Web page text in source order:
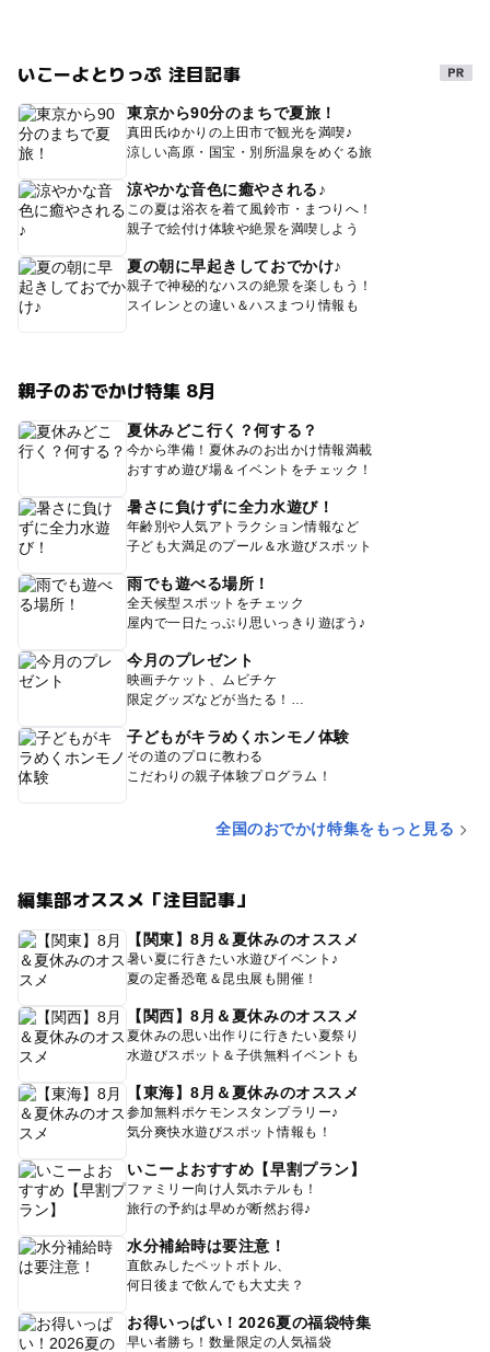
いこーよとりっぷ 注目記事
東京から90分のまちで夏旅！
真田氏ゆかりの上田市で観光を満喫♪
涼しい高原・国宝・別所温泉をめぐる旅
涼やかな音色に癒やされる♪
この夏は浴衣を着て風鈴市・まつりへ！
親子で絵付け体験や絶景を満喫しよう
夏の朝に早起きしておでかけ♪
親子で神秘的なハスの絶景を楽しもう！
スイレンとの違い＆ハスまつり情報も
親子のおでかけ特集 8月
夏休みどこ行く？何する？
今から準備！夏休みのお出かけ情報満載
おすすめ遊び場＆イベントをチェック！
暑さに負けずに全力水遊び！
年齢別や人気アトラクション情報など
子ども大満足のプール＆水遊びスポット
雨でも遊べる場所！
全天候型スポットをチェック
屋内で一日たっぷり思いっきり遊ぼう♪
今月のプレゼント
映画チケット、ムビチケ
限定グッズなどが当たる！
子どもがキラめくホンモノ体験
その道のプロに教わる
こだわりの親子体験プログラム！
全国のおでかけ特集をもっと見る
編集部オススメ「注目記事」
【関東】8月＆夏休みのオススメ
暑い夏に行きたい水遊びイベント♪
夏の定番恐竜＆昆虫展も開催！
【関西】8月＆夏休みのオススメ
夏休みの思い出作りに行きたい夏祭り
水遊びスポット＆子供無料イベントも
【東海】8月＆夏休みのオススメ
参加無料ポケモンスタンプラリー♪
気分爽快水遊びスポット情報も！
いこーよおすすめ【早割プラン】
ファミリー向け人気ホテルも！
旅行の予約は早めが断然お得♪
水分補給時は要注意！
直飲みしたペットボトル、
何日後まで飲んでも大丈夫？
お得いっぱい！2026夏の福袋特集
早い者勝ち！数量限定の人気福袋